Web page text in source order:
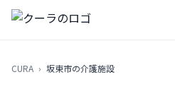
CURA › 坂東市の介護施設